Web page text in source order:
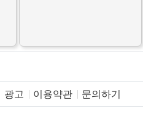
광고 이용약관 문의하기